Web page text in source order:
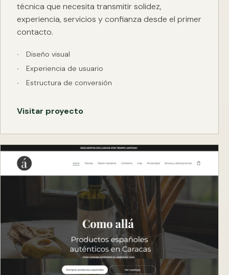
técnica que necesita transmitir solidez,
experiencia, servicios y confianza desde el primer
contacto.
Diseño visual
Experiencia de usuario
Estructura de conversión
Visitar proyecto